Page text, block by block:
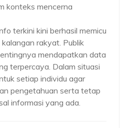
konteks mencerna
terkini kini berhasil memicu
rakyat. Publik
mendapatkan data
terpercaya. Dalam situasi
setiap individu agar
pengetahuan serta tetap
informasi yang ada.